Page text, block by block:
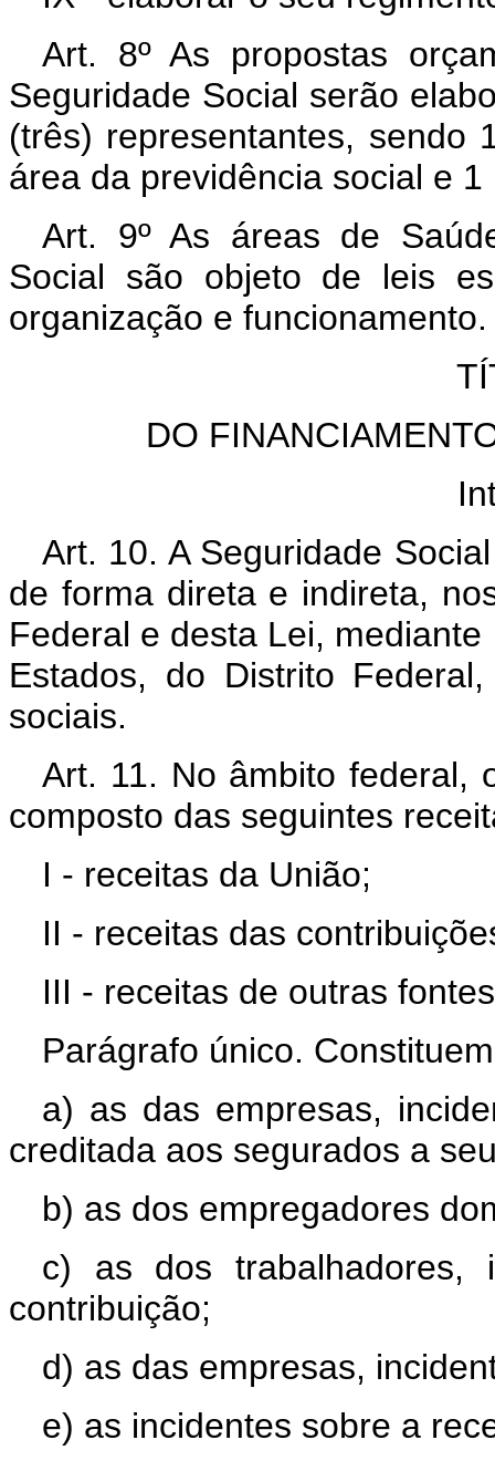
Art. 8º As propostas
Seguridade Social serão
(três) representantes,
área da previdência social e
Art. 9º As áreas de
Social são objeto de leis
organização e funcionamento.
DO
Art. 10. A Seguridade
de forma direta e indireta,
Federal e desta Lei,
Estados, do Distrito
sociais.
Art. 11. No âmbito federal,
composto das seguintes
I - receitas da União;
II - receitas das
III - receitas de outras
Parágrafo único.
a) as das empresas,
creditada aos segurados a
b) as dos empregadores
c) as dos trabalhadores,
contribuição;
d) as das empresas,
e) as incidentes sobre a